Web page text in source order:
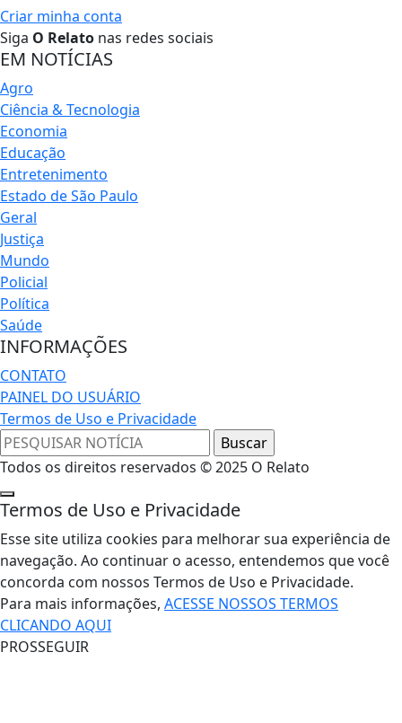
Criar minha conta
Siga O Relato nas redes sociais
EM NOTÍCIAS
Agro
Ciência & Tecnologia
Economia
Educação
Entretenimento
Estado de São Paulo
Geral
Justiça
Mundo
Policial
Política
Saúde
INFORMAÇÕES
CONTATO
PAINEL DO USUÁRIO
Termos de Uso e Privacidade
Todos os direitos reservados © 2025 O Relato
Termos de Uso e Privacidade
Esse site utiliza cookies para melhorar sua experiência de
navegação. Ao continuar o acesso, entendemos que você
concorda com nossos Termos de Uso e Privacidade.
Para mais informações, ACESSE NOSSOS TERMOS
CLICANDO AQUI
PROSSEGUIR